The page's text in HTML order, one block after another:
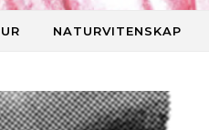
NATURVITENSKAP